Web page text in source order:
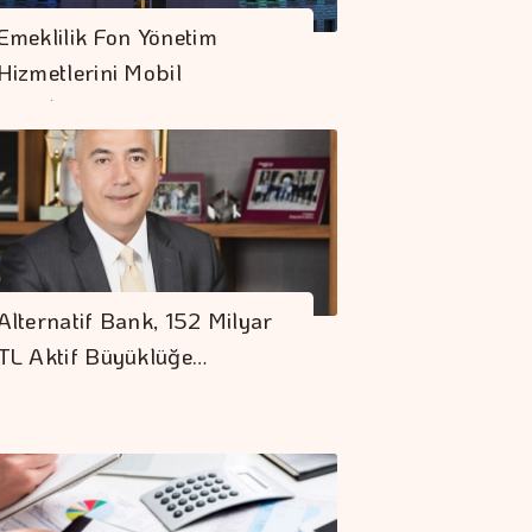
Fon Yönetim
Hizmetlerini Mobil
Uygulamaya…
Bank, 152 Milyar
Aktif Büyüklüğe…